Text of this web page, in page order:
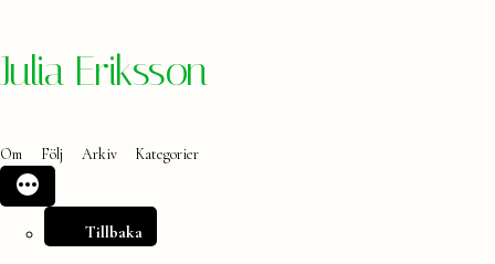
Hoppa
Julia Eriksson
Om Följ Arkiv Kategorier
Tillbaka